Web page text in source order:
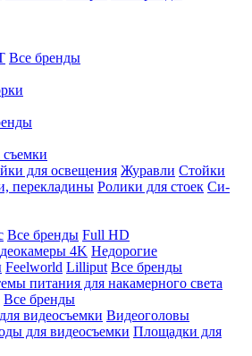
Все бренды
для освещения Журавли Стойки
перекладины Ролики для стоек Си-
Все бренды Full HD
4K Недорогие
Feelworld Lilliput Все бренды
питания для накамерного света
Все бренды
видеосъемки Видеоголовы
для видеосъемки Площадки для